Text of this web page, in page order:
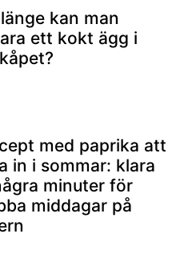
kan man
ett kokt ägg i
med paprika att
in i sommar: klara
minuter för
middagar på